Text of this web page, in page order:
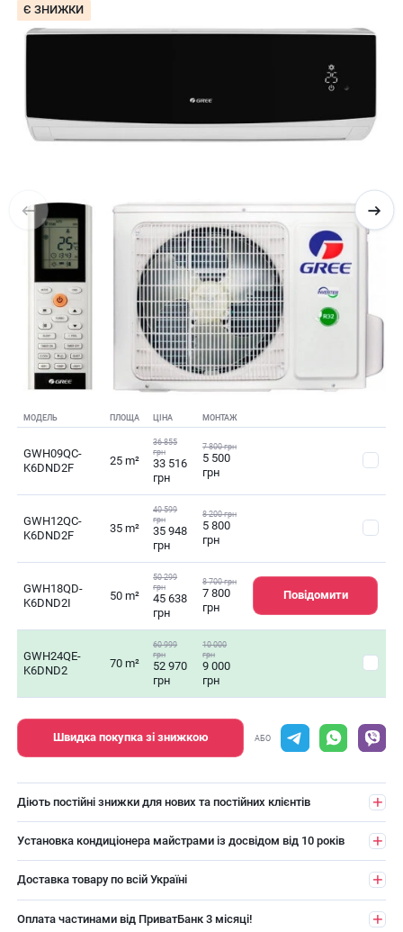
Є ЗНИЖКИ
МОДЕЛЬ ПЛОЩА ЦІНА МОНТАЖ
GWH09QC-
K6DND2F
25 m²
36 855
грн
33 516
грн
7 800 грн
5 500
грн
GWH12QC-
K6DND2F
35 m²
40 599
грн
35 948
грн
8 200 грн
5 800
грн
GWH18QD-
K6DND2I
50 m²
50 299
грн
45 638
грн
8 700 грн
7 800
грн
Повідомити
GWH24QE-
K6DND2
70 m²
60 999
грн
52 970
грн
10 000
грн
9 000
грн
Швидка покупка зі знижкою АБО
Діють постійні знижки для нових та постійних клієнтів
Установка кондиціонера майстрами із досвідом від 10 років
Доставка товару по всій Україні
Оплата частинами від ПриватБанк 3 місяці!